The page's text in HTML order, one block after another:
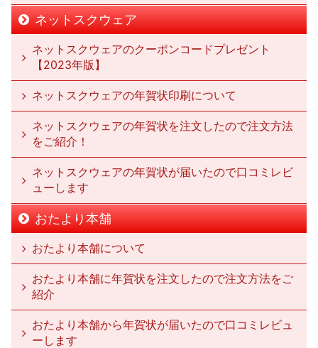
ネットスクウェア
ネットスクウェアのクーポンコードプレゼント
【2023年版】
ネットスクウェアの年賀状印刷について
ネットスクウェアの年賀状を注文したので注文方法
をご紹介！
ネットスクウェアの年賀状が届いたので口コミレビ
ューします
おたより本舗
おたより本舗について
おたより本舗に年賀状を注文したので注文方法をご
紹介
おたより本舗から年賀状が届いたので口コミレビュ
ーします